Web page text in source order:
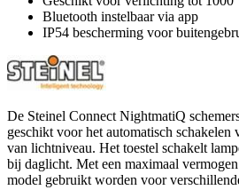
Bluetooth instelbaar via app
IP54 bescherming voor
De Steinel Connect NightmatiQ
geschikt voor het automatisch schakelen
van lichtniveau. Het toestel schakelt
bij daglicht. Met een maximaal
model gebruikt worden voor